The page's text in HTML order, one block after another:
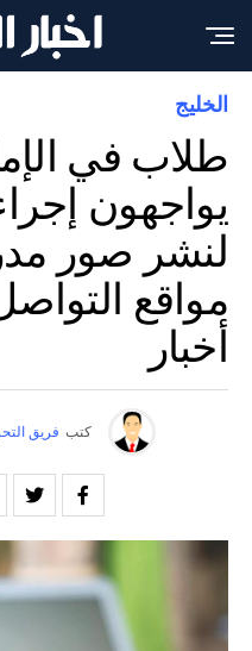
الخليج
طلاب في
يواجهون
لنشر صور
مواقع
أخبار
كتب فريق